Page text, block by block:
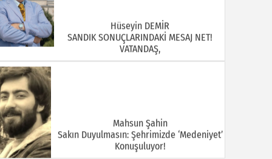
Hüseyin DEMİR
SANDIK SONUÇLARINDAKİ MESAJ NET!
VATANDAŞ,
Mahsun Şahin
Sakın Duyulmasın: Şehrimizde ‘Medeniyet’
Konuşuluyor!